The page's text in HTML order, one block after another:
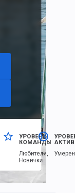
УРОВЕНЬ
КОМАНДЫ
Любители,
Новички